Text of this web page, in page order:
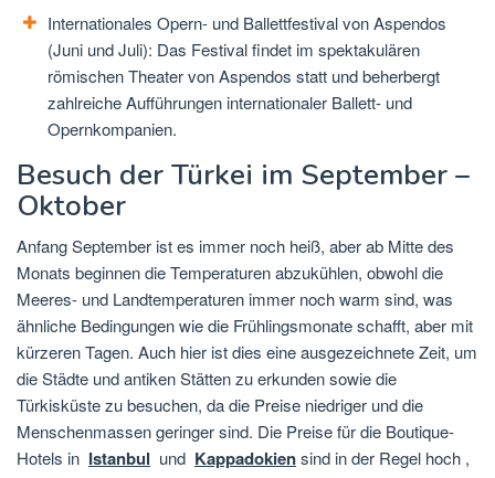
Internationales Opern- und Ballettfestival von Aspendos
(Juni und Juli): Das Festival findet im spektakulären
römischen Theater von Aspendos statt und beherbergt
zahlreiche Aufführungen internationaler Ballett- und
Opernkompanien.
Besuch der Türkei im September –
Oktober
Anfang September ist es immer noch heiß, aber ab Mitte des
Monats beginnen die Temperaturen abzukühlen, obwohl die
Meeres- und Landtemperaturen immer noch warm sind, was
ähnliche Bedingungen wie die Frühlingsmonate schafft, aber mit
kürzeren Tagen. Auch hier ist dies eine ausgezeichnete Zeit, um
die Städte und antiken Stätten zu erkunden sowie die
Türkisküste zu besuchen, da die Preise niedriger und die
Menschenmassen geringer sind. Die Preise für die Boutique-
Hotels in Istanbul und Kappadokiensind in der Regel hoch ,